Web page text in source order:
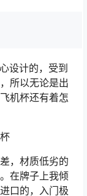
设计的，受到
所以无论是出
机杯还有着怎
，材质低劣的
在牌子上我倾
口的，入门极